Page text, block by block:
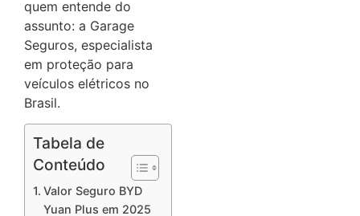
quem entende do
assunto: a Garage
Seguros, especialista
em proteção para
veículos elétricos no
Brasil.
Tabela de
Conteúdo
Valor Seguro BYD
Yuan Plus em 2025